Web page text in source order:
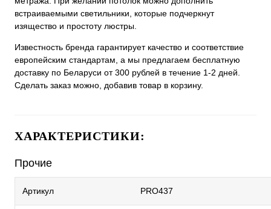
встраиваемыми светильники, которые подчеркнут
изящество и простоту люстры.
Известность бренда гарантирует качество и соответствие
европейским стандартам, а мы предлагаем бесплатную
доставку по Беларуси от 300 рублей в течение 1-2 дней.
Сделать заказ можно, добавив товар в корзину.
ХАРАКТЕРИСТИКИ:
Прочие
Артикул PRO437